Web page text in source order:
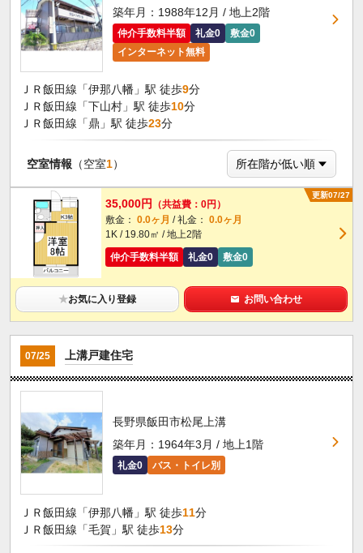
築年月：1988年12月 / 地上2階
仲介手数料半額 礼金0
敷金0
インターネット無料
ＪＲ飯田線「伊那八幡」駅 徒歩9分
ＪＲ飯田線「下山村」駅 徒歩10分
ＪＲ飯田線「鼎」駅 徒歩23分
空室情報 （空室1）
更新07/27
35,000円
（共益費：0円）
敷金： 0.0ヶ月 / 礼金： 0.0ヶ月
1K / 19.80㎡ / 地上2階
仲介手数料半額
礼金0 敷金0
★お気に入り登録 お問い合わせ
07/25 上溝戸建住宅
長野県飯田市松尾上溝
築年月：1964年3月 / 地上1階
礼金0 バス・トイレ別
ＪＲ飯田線「伊那八幡」駅 徒歩11分
ＪＲ飯田線「毛賀」駅 徒歩13分